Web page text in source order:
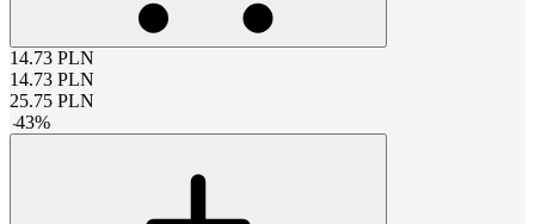
14.73 PLN
14.73 PLN
25.75 PLN
-43%